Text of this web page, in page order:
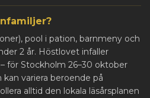
pool i pation, barnmeny och
2 år. Höstlovet infaller
för Stockholm 26–30 oktober
variera beroende på
alltid den lokala läsårsplanen